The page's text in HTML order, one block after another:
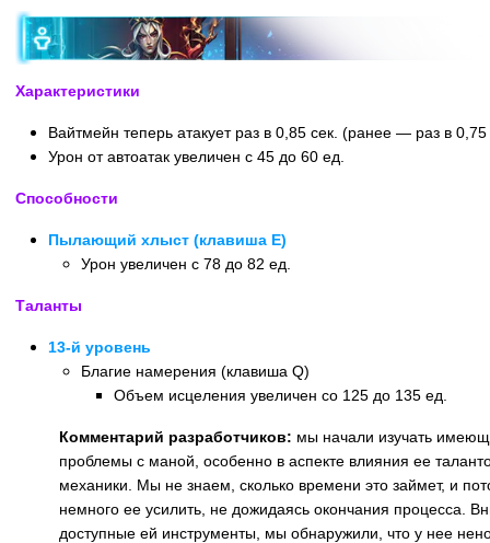
Характеристики
Вайтмейн теперь атакует раз в 0,85 сек. (ранее — раз в 0,75
Урон от автоатак увеличен с 45 до 60 ед.
Способности
Пылающий хлыст (клавиша E)
Урон увеличен с 78 до 82 ед.
Таланты
13-й уровень
Благие намерения (клавиша Q)
Объем исцеления увеличен со 125 до 135 ед.
Комментарий разработчиков: мы начали изучать
проблемы с маной, особенно в аспекте влияния ее
механики. Мы не знаем, сколько времени это займет, и
немного ее усилить, не дожидаясь окончания процесса.
доступные ей инструменты, мы обнаружили, что у нее